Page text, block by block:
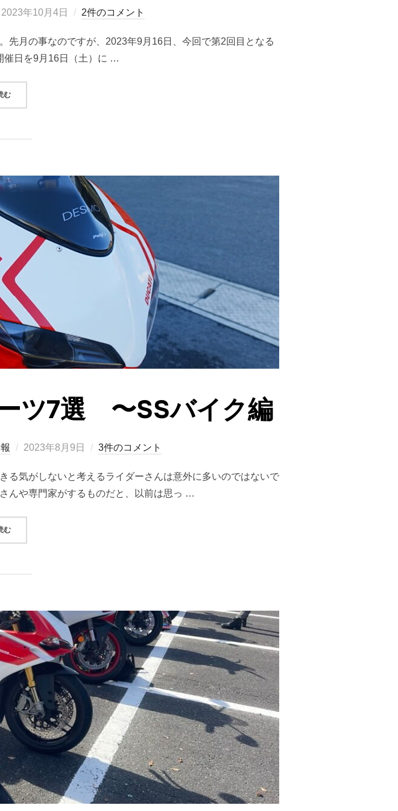
投
日:
2023年10月4日 2件のコメント
先月の事なのですが、2023年9月16日、今回で第2回目となる
催日を9月16日（土）に …
む“第2回九州パニガーレMTG 開催”
ツ7選 〜SSバイク編
投
日:
2023年8月9日 3件のコメント
る気がしないと考えるライダーさんは意外に多いのではないで
んや専門家がするものだと、以前は思っ …
む“手軽にカスタムできるパーツ7選 〜SSバイク編”